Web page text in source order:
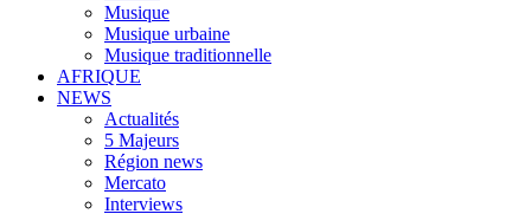
Musique
Musique urbaine
Musique traditionnelle
AFRIQUE
NEWS
Actualités
5 Majeurs
Région news
Mercato
Interviews